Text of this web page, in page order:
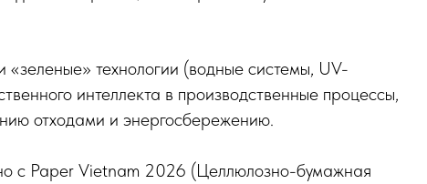
«зеленые» технологии (водные системы, UV-
интеллекта в производственные процессы,
отходами и энергосбережению.
с Paper Vietnam 2026 (Целлюлозно-бумажная